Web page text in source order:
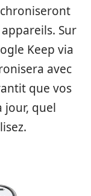
Sur
Keep via
avec
que vos
jour, quel